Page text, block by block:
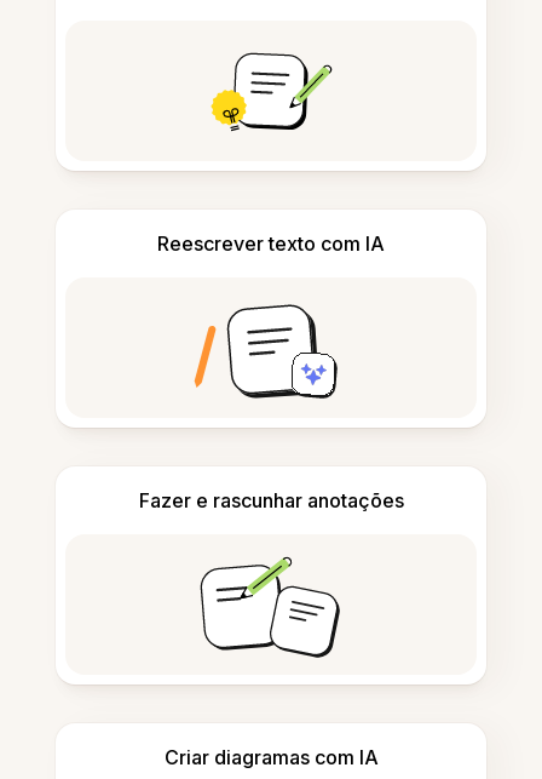
Reescrever texto com IA
Fazer e rascunhar anotações
Criar diagramas com IA